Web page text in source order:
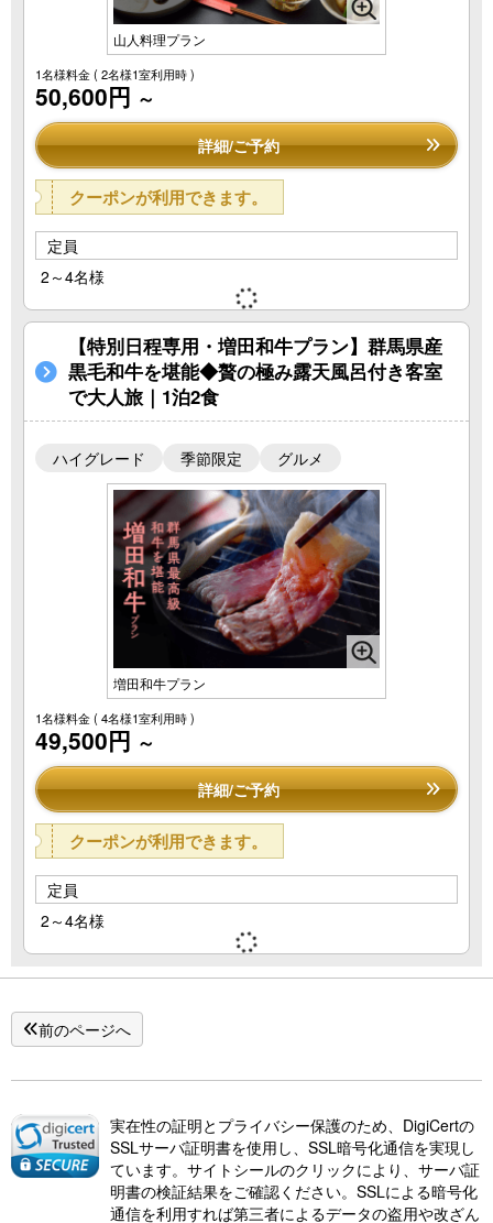
山人料理プラン
1名様料金( 2名様1室利用時 )
50,600円 ～
詳細/ご予約
クーポンが利用できます。
定員
2～4名様
【特別日程専用・増田和牛プラン】群馬県産
黒毛和牛を堪能◆贅の極み露天風呂付き客室
で大人旅｜1泊2食
ハイグレード 季節限定 グルメ
増田和牛プラン
1名様料金( 4名様1室利用時 )
49,500円 ～
詳細/ご予約
クーポンが利用できます。
定員
2～4名様
前のページへ
実在性の証明とプライバシー保護のため、DigiCertの
SSLサーバ証明書を使用し、SSL暗号化通信を実現し
ています。サイトシールのクリックにより、サーバ証
明書の検証結果をご確認ください。SSLによる暗号化
通信を利用すれば第三者によるデータの盗用や改ざん